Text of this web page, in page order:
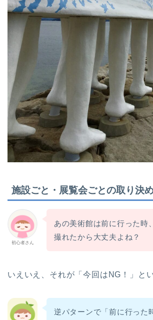
施設ごと・展覧会ごとの取り決
初心者さん
あの美術館は前に行った時
撮れたから大丈夫よね？
いえいえ、それが「今回はNG！」と
逆パターンで「前に行った